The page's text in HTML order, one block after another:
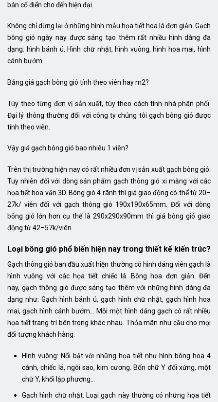
bán cổ điển cho đến hiện đại.
Không chỉ dừng lại ở những hình mẫu họa tiết hoa lá đơn giản. Gạch
bông gió ngày nay được sáng tạo thêm rất nhiều hình dáng đa
dạng: hình bánh ú. Hình chữ nhật, hình vuông, hình hoa mai, hình
cánh bướm…
Bảng giá gạch bông gió tính theo viên hay m2?
Tùy theo từng đơn vị sản xuất, tùy theo cách tính nhà phân phối.
Đại lý thông thường đối với công ty chúng tôi gạch bông gió được
tính theo viên.
Vậy giá gạch bông gió bao nhiêu 1 viên?
Trên thị trường hiện nay có rất nhiều đơn vị sản xuất gạch bông gió.
Tuy nhiên đối với dòng sản phẩm gạch thông gió xi măng với các
họa tiết hoa văn 3D. Bông gió 4 rãnh thì giá giao động có thể từ 20–
27k/ viên đối với gạch thông gió 190x190x65mm. Đối với dòng
bông gió lớn hơn cụ thể là 290x290x90mm thì giá bông gió giao
động từ 42–57k/viên.
Loại bông gió phổ biến hiện nay trong thiết kế kiến trúc?
Gạch thông gió ban đầu xuất hiện thường có hình dáng viên gạch là
hình vuông với các họa tiết chiếc lá. Bông hoa đơn giản. Đến
nay, gạch thông gió được sáng tạo thêm với những hình dáng đa
dạng như: Gạch hình bánh ú, gạch hình chữ nhật, gạch hình hoa
mai, gạch hình cánh bướm… Mỗi một hình dáng gạch có rất nhiều
họa tiết trang trí bên trong khác nhau. Thỏa mãn nhu cầu cho mọi
đối tượng khách hàng.
Hình vuông: Nổi bật với những họa tiết như hình bông hoa 4
cánh, chiếc lá, ngôi sao, kim cương. Bốn chữ Y đối xứng, một
chữ Y, khối lập phương…
Gạch hình chữ nhật: Loại gạch này thường có những họa tiết